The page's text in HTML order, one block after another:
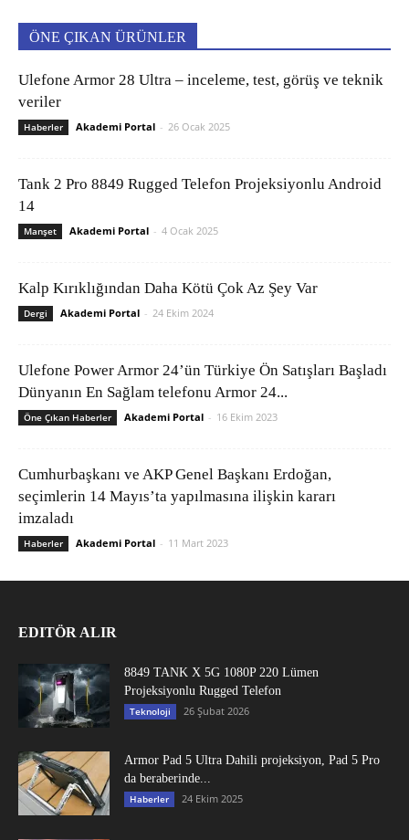
ÖNE ÇIKAN ÜRÜNLER
Ulefone Armor 28 Ultra – inceleme, test, görüş ve teknik
veriler
Haberler Akademi Portal - 26 Ocak 2025
Tank 2 Pro 8849 Rugged Telefon Projeksiyonlu Android
14
Manşet Akademi Portal - 4 Ocak 2025
Kalp Kırıklığından Daha Kötü Çok Az Şey Var
Dergi Akademi Portal - 24 Ekim 2024
Ulefone Power Armor 24’ün Türkiye Ön Satışları Başladı
Dünyanın En Sağlam telefonu Armor 24...
Öne Çıkan Haberler Akademi Portal - 16 Ekim 2023
Cumhurbaşkanı ve AKP Genel Başkanı Erdoğan,
seçimlerin 14 Mayıs’ta yapılmasına ilişkin kararı
imzaladı
Haberler Akademi Portal - 11 Mart 2023
EDITÖR ALIR
8849 TANK X 5G 1080P 220 Lümen
Projeksiyonlu Rugged Telefon
Teknoloji 26 Şubat 2026
Armor Pad 5 Ultra Dahili projeksiyon, Pad 5 Pro
da beraberinde...
Haberler 24 Ekim 2025